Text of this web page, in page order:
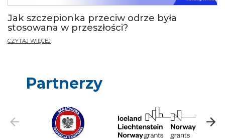
Jak szczepionka przeciw odrze była
stosowana w przeszłości?
CZYTAJ WIĘCEJ
Partnerzy